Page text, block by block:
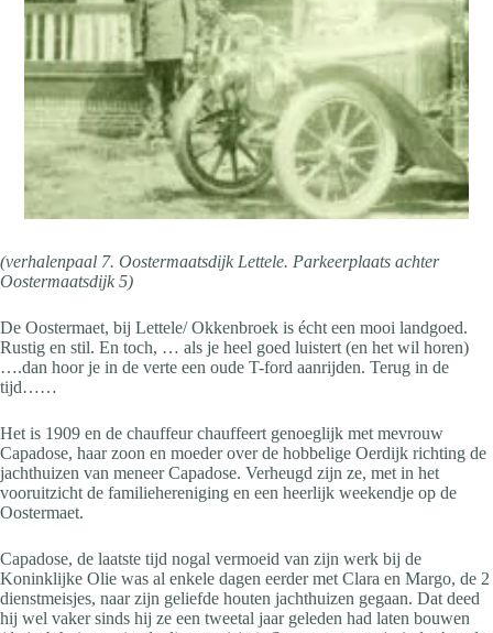
(verhalenpaal 7. Oostermaatsdijk Lettele. Parkeerplaats achter
Oostermaatsdijk 5)
De Oostermaet, bij Lettele/ Okkenbroek is écht een mooi landgoed.
Rustig en stil. En toch, … als je heel goed luistert (en het wil horen)
….dan hoor je in de verte een oude T-ford aanrijden. Terug in de
tijd……
Het is 1909 en de chauffeur chauffeert genoeglijk met mevrouw
Capadose, haar zoon en moeder over de hobbelige Oerdijk richting de
jachthuizen van meneer Capadose. Verheugd zijn ze, met in het
vooruitzicht de familiehereniging en een heerlijk weekendje op de
Oostermaet.
Capadose, de laatste tijd nogal vermoeid van zijn werk bij de
Koninklijke Olie was al enkele dagen eerder met Clara en Margo, de 2
dienstmeisjes, naar zijn geliefde houten jachthuizen gegaan. Dat deed
hij wel vaker sinds hij ze een tweetal jaar geleden had laten bouwen